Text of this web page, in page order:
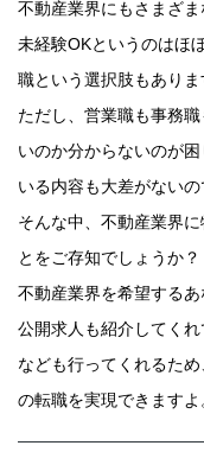
不動産業界にもさまざま
未経験OKというのはほ
職という選択肢もありま
ただし、営業職も事務
いのか分からないのが
いる内容も大差がない
そんな中、不動産業界
とをご存知でしょうか
不動産業界を希望する
公開求人も紹介してく
なども行ってくれるた
の転職を実現できますよ